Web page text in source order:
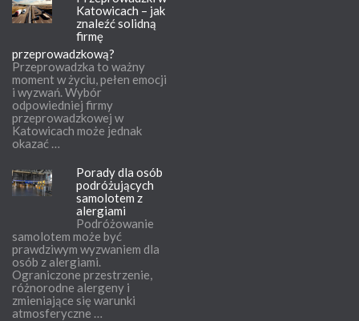
Katowicach – jak
znaleźć solidną
firmę
przeprowadzkową?
Przeprowadzka to ważny
moment w życiu, pełen emocji
i wyzwań. Wybór
odpowiedniej firmy
przeprowadzkowej w
Katowicach może jednak
okazać …
Porady dla osób
podróżujących
samolotem z
alergiami
Podróżowanie
samolotem może być
prawdziwym wyzwaniem dla
osób z alergiami.
Ograniczone przestrzenie,
różnorodne alergeny i
zmieniające się warunki
atmosferyczne …